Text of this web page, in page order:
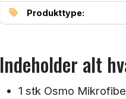
Produkttype:
Indeholder alt
1 stk Osmo